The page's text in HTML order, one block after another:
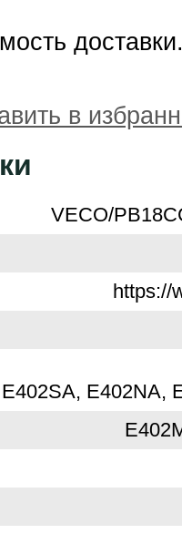
в
VECO/
https://
E402NA,